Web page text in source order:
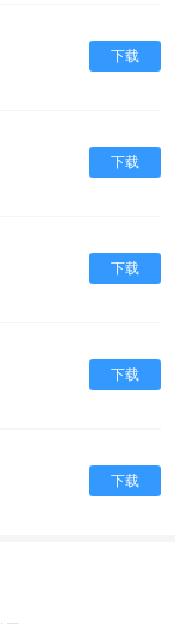
下载
下载
下载
下载
下载